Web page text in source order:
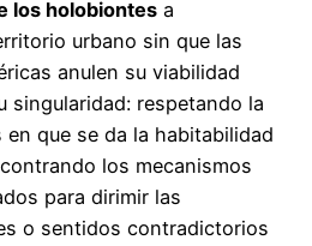
los holobiontes a
urbano sin que las
anulen su viabilidad
singularidad: respetando la
que se da la habitabilidad
los mecanismos
para dirimir las
o sentidos contradictorios